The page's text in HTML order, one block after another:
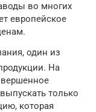
во многих
европейское
один из
На
только
которая